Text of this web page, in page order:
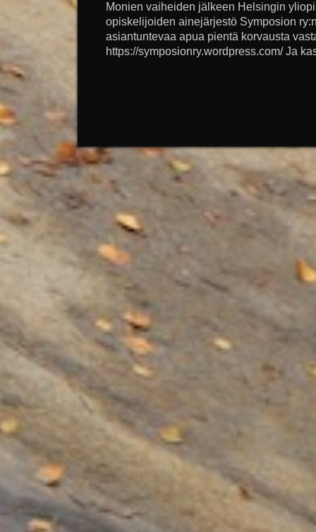
Monien vaiheiden jälkeen Helsingin
opiskelijoiden ainejärjestö Symposion
asiantuntevaa apua pientä korvausta
https://symposionry.wordpress.com/ Ja